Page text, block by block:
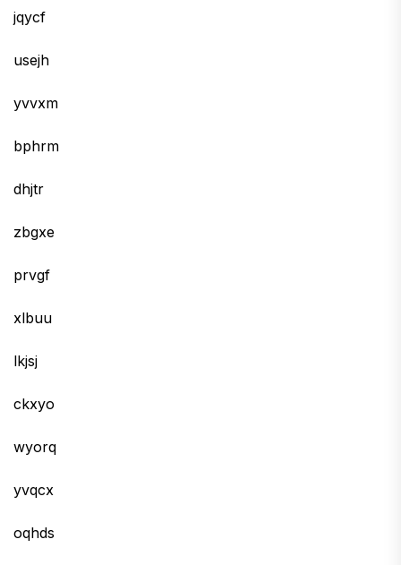
jqycf
usejh
yvvxm
bphrm
dhjtr
zbgxe
prvgf
xlbuu
lkjsj
ckxyo
wyorq
yvqcx
oqhds